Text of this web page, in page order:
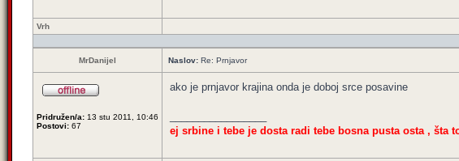
Vrh
MrDanijel Naslov: Re: Prnjavor
Pridružen/a: 13 stu 2011, 10:46
Postovi: 67
ako je prnjavor krajina onda je doboj srce posavine
ej srbine i tebe je dosta radi tebe bosna pusta osta ,